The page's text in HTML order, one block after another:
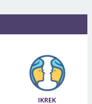
IKREK